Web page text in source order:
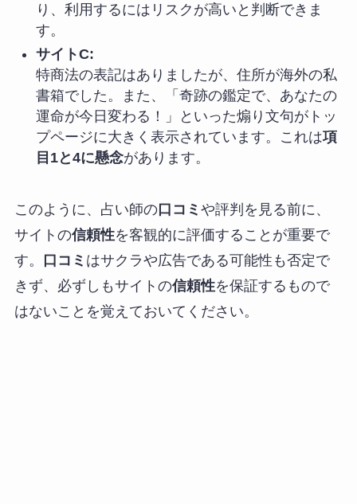
り、利用するにはリスクが高いと判断できま
す。
サイトC:
特商法の表記はありましたが、住所が海外の私
書箱でした。また、「奇跡の鑑定で、あなたの
運命が今日変わる！」といった煽り文句がトッ
プページに大きく表示されています。これは項
目1と4に懸念があります。
このように、占い師の口コミ や評判を見る前に、
サイトの信頼性を客観的に評価することが重要で
す。
口コミ はサクラや広告である可能性も否定で
きず、必ずしもサイトの信頼性を保証するもので
はないことを覚えておいてください。